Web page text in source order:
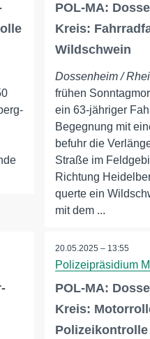
POL-MA:
Kreis:
Wildschwein
Dossenheim /
frühen
ein 63-jähriger
Begegnung mit
befuhr die
Straße im
Richtung
querte ein
mit dem ...
20.05.2025 – 13:55
Polizeipräsidium
POL-MA:
Kreis: